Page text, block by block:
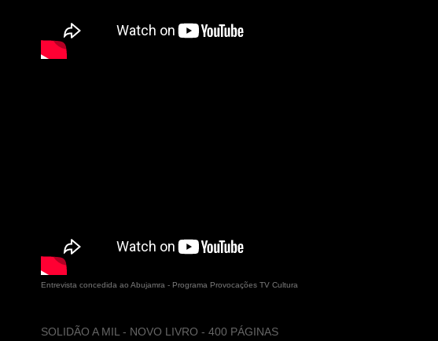
Entrevista concedida ao Abujamra - Programa Provocações TV Cultura
SOLIDÃO A MIL - NOVO LIVRO - 400 PÁGINAS